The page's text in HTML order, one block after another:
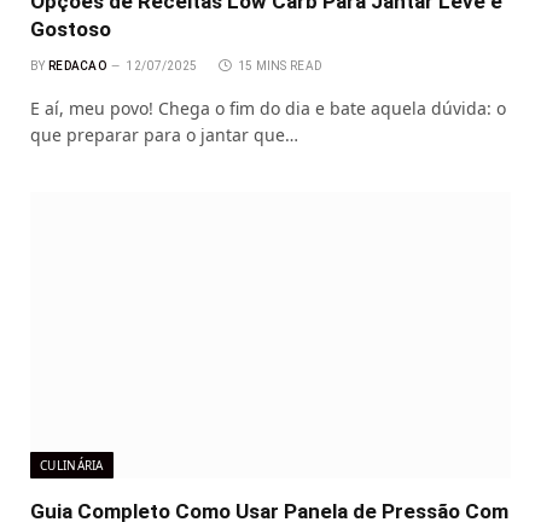
Gostoso
BY REDACAO 12/07/2025 15 MINS READ
E aí, meu povo! Chega o fim do dia e bate aquela dúvida: o
que preparar para o jantar que…
CULINÁRIA
Guia Completo Como Usar Panela de Pressão Com